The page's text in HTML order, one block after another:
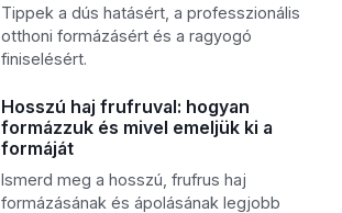
Tippek a dús hatásért, a professzionális
otthoni formázásért és a ragyogó
finiselésért.
Hosszú haj frufruval: hogyan
formázzuk és mivel emeljük ki a
formáját
Ismerd meg a hosszú, frufrus haj
formázásának és ápolásának legjobb